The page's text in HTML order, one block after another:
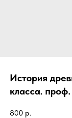
История
класса. проф.
800 р.